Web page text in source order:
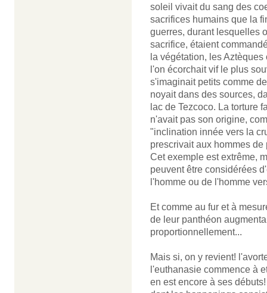
soleil vivait du sang des
sacrifices humains que la
guerres, durant lesquelles
sacrifice, étaient
la végétation, les
l'on écorchait vif le plus
s'imaginait petits comme
noyait dans des sources,
lac de Tezcoco. La torture
n'avait pas son origine,
"inclination innée vers la
prescrivait aux hommes
Cet exemple est extrême,
peuvent être considérées
l'homme ou de l'homme
Et comme au fur et à
de leur panthéon
proportionnellement...
Mais si, on y revient!
l'euthanasie commence à
en est encore à ses